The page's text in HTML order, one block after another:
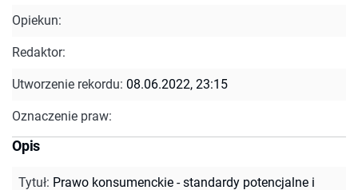
Opiekun:
Redaktor:
Utworzenie rekordu: 08.06.2022, 23:15
Oznaczenie praw:
Opis
Tytuł: Prawo konsumenckie - standardy potencjalne i